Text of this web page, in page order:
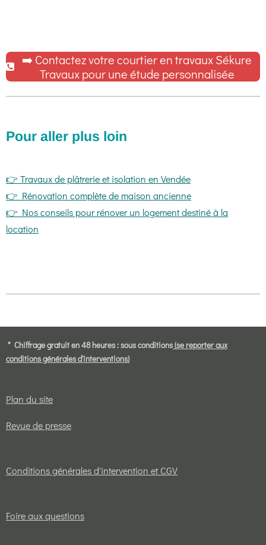
➡️ Contactez votre courtier en travaux Sékure
Travaux pour une étude personnalisée
Pour aller plus loin
👉 Travaux de plâtrerie et isolation en Vendée
👉 Rénovation complète de maison ancienne
👉 Nos conseils pour rénover un logement destiné à la
location
* Chiffrage gratuit en 48 heures : sous conditions(se reporter aux
conditions générales d'interventions)
Plan du site
Revue de presse
Conditions générales d'intervention et CGV
Foire aux questions